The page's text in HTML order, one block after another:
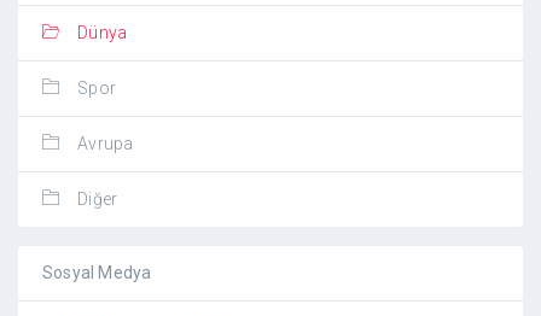
Dünya
Spor
Avrupa
Diğer
Sosyal Medya